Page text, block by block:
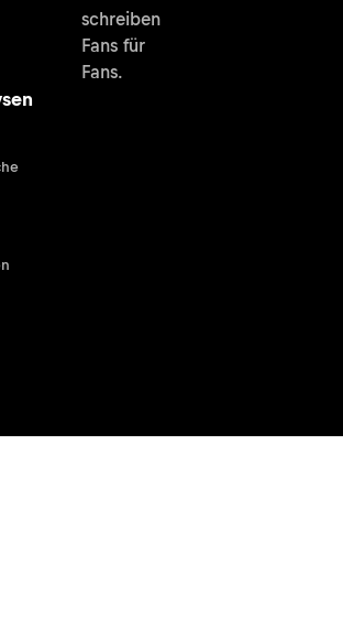
schreiben
Fans für
Fans.